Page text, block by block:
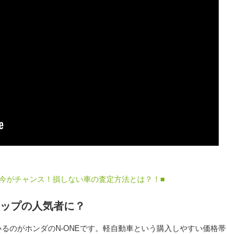
がチャンス！損しない車の査定方法とは？！■
プの人気者に？
のがホンダのN-ONEです。軽自動車という購入しやすい価格帯